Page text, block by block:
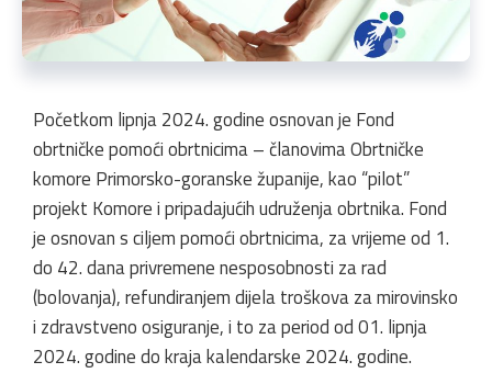
Početkom lipnja 2024. godine osnovan je Fond
obrtničke pomoći obrtnicima – članovima Obrtničke
komore Primorsko-goranske županije, kao “pilot”
projekt Komore i pripadajućih udruženja obrtnika. Fond
je osnovan s ciljem pomoći obrtnicima, za vrijeme od 1.
do 42. dana privremene nesposobnosti za rad
(bolovanja), refundiranjem dijela troškova za mirovinsko
i zdravstveno osiguranje, i to za period od 01. lipnja
2024. godine do kraja kalendarske 2024. godine.